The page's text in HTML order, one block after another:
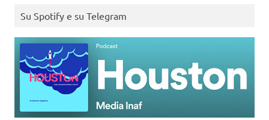
Su Spotify e su Telegram